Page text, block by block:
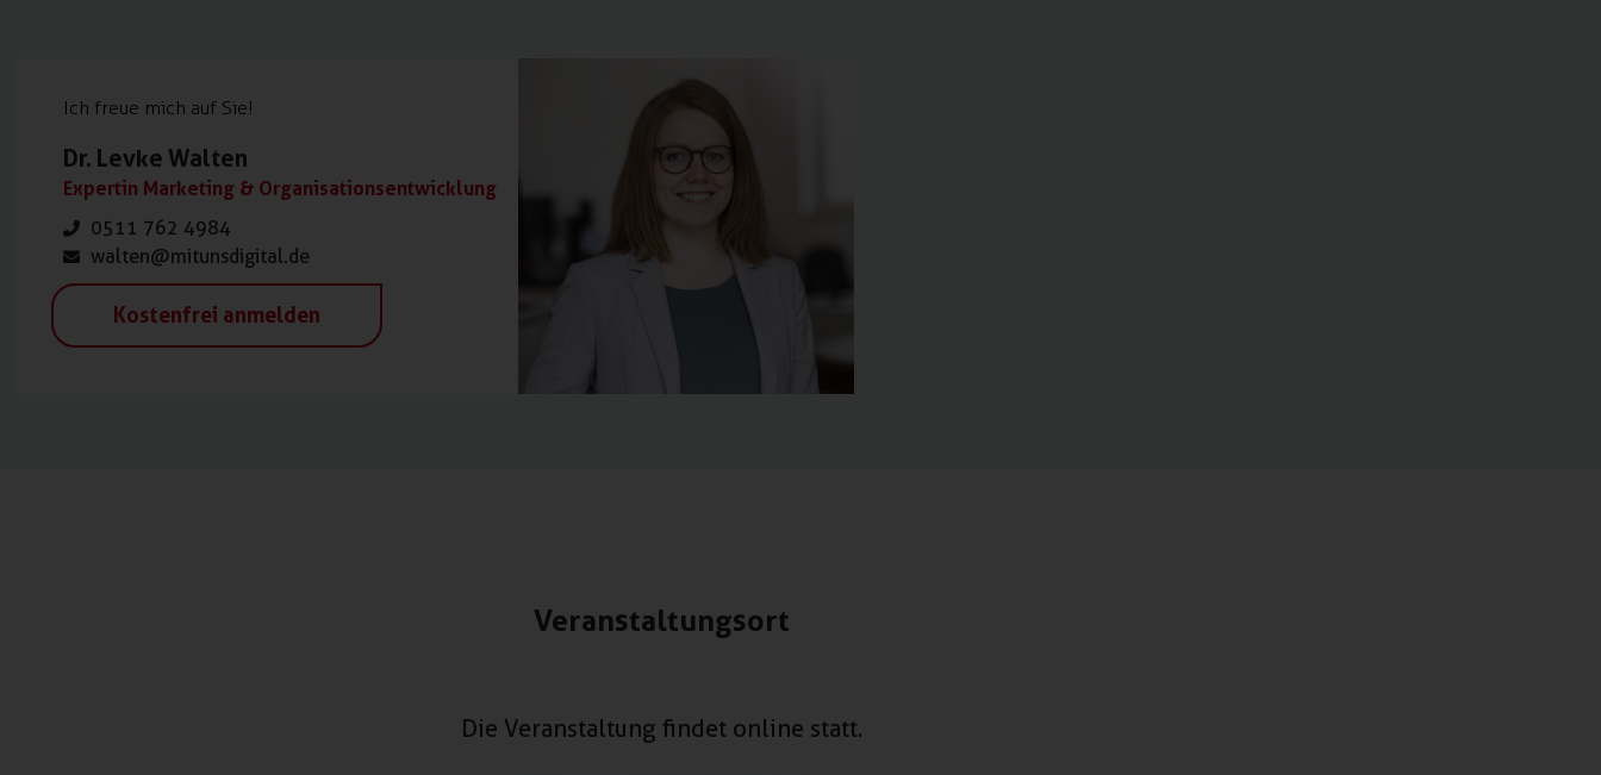
Ich freue mich auf Sie!
Dr. Levke Walten
Expertin Marketing & Organisationsentwicklung
0511 762 4984
walten@mitunsdigital.de
Kostenfrei anmelden
Veranstaltungsort
Die Veranstaltung findet online statt.